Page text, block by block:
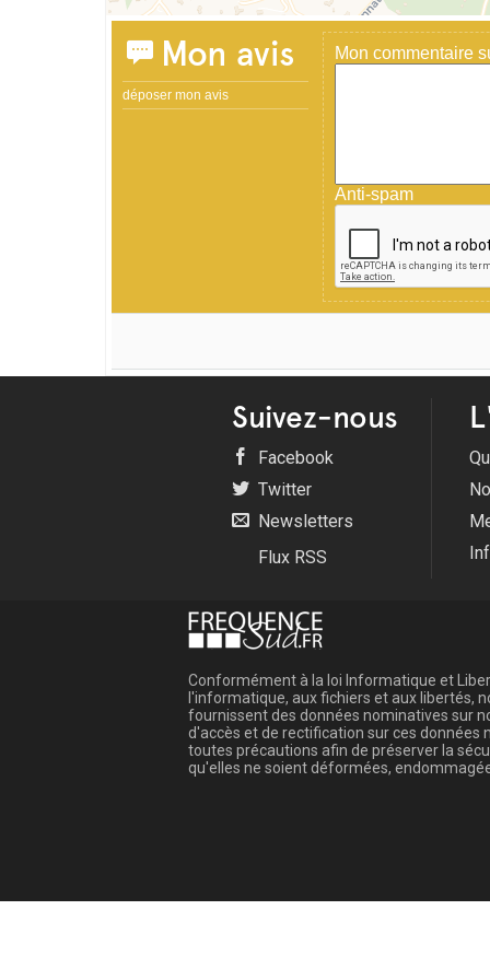
Mon avis
déposer mon avis
Mon commentaire
Anti-spam
Suivez-nous
Facebook
Twitter
Newsletters
Flux RSS
Conformément à la loi Informatique et
l'informatique, aux fichiers et aux libertés,
fournissent des données nominatives sur
d'accès et de rectification sur ces données
toutes précautions afin de préserver la
qu'elles ne soient déformées,